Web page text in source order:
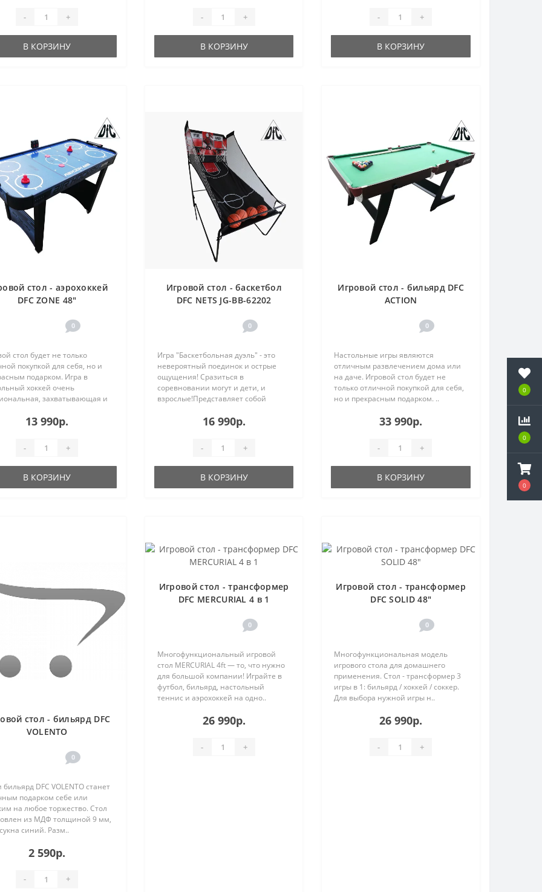
0
0
0
- +
В КОРЗИНУ
- +
В КОРЗИНУ
- +
В КОРЗИНУ
стол - аэрохоккей
DFC ZONE 48"
0
стол будет не только
покупкой для себя, но и
подарком. Игра в
хоккей очень
захватывающая и
13 990р.
- +
В КОРЗИНУ
Игровой стол - баскетбол
DFC NETS JG-BB-62202
0
Игра "Баскетбольная дуэль" - это
невероятный поединок и острые
ощущения! Сразиться в
соревновании могут и дети, и
взрослые!Представляет собой
16 990р.
- +
В КОРЗИНУ
Игровой стол - бильярд DFC
ACTION
0
Настольные игры являются
отличным развлечением дома или
на даче. Игровой стол будет не
только отличной покупкой для себя,
но и прекрасным подарком. ..
33 990р.
- +
В КОРЗИНУ
стол - бильярд DFC
VOLENTO
0
DFC VOLENTO станет
подарком себе или
на любое торжество. Стол
из МДФ толщиной 9 мм,
синий. Разм..
2 590р.
- +
Игровой стол - трансформер
DFC MERCURIAL 4 в 1
0
Многофункциональный игровой
стол MERCURIAL 4ft — то, что нужно
для большой компании! Играйте в
футбол, бильярд, настольный
теннис и аэрохоккей на одно..
26 990р.
- +
Игровой стол - трансформер
DFC SOLID 48"
0
Многофункциональная модель
игрового стола для домашнего
применения. Стол - трансформер 3
игры в 1: бильярд / хоккей / соккер.
Для выбора нужной игры н..
26 990р.
- +